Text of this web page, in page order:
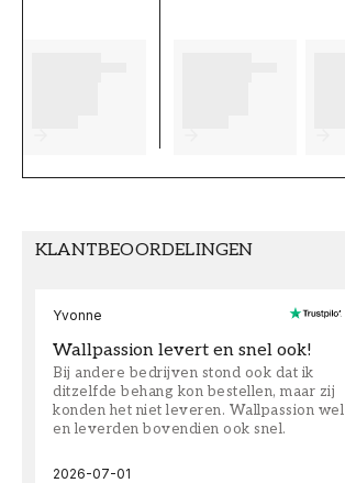
KLANTBEOORDELINGEN
Yvonne
Wallpassion levert en snel ook!
Bij andere bedrijven stond ook dat ik
ditzelfde behang kon bestellen, maar zij
konden het niet leveren. Wallpassion wel
en leverden bovendien ook snel.
2026-07-01